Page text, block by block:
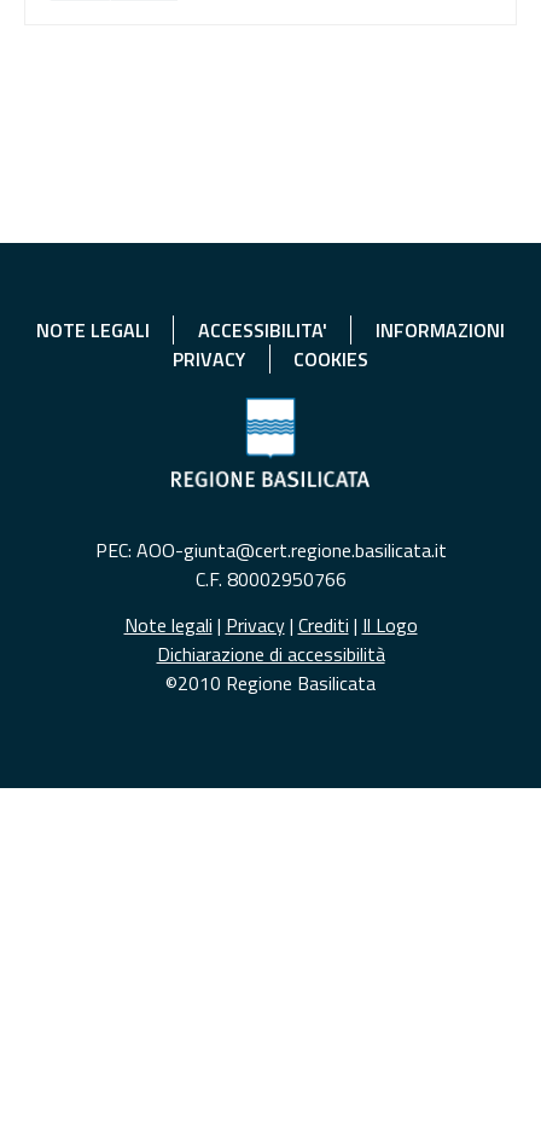
NOTE LEGALI ACCESSIBILITA'
INFORMAZIONI
PRIVACY
COOKIES
PEC: AOO-giunta@cert.regione.basilicata.it
C.F. 80002950766
Note legali | Privacy| Crediti | Il Logo
Dichiarazione di accessibilità
©2010 Regione Basilicata